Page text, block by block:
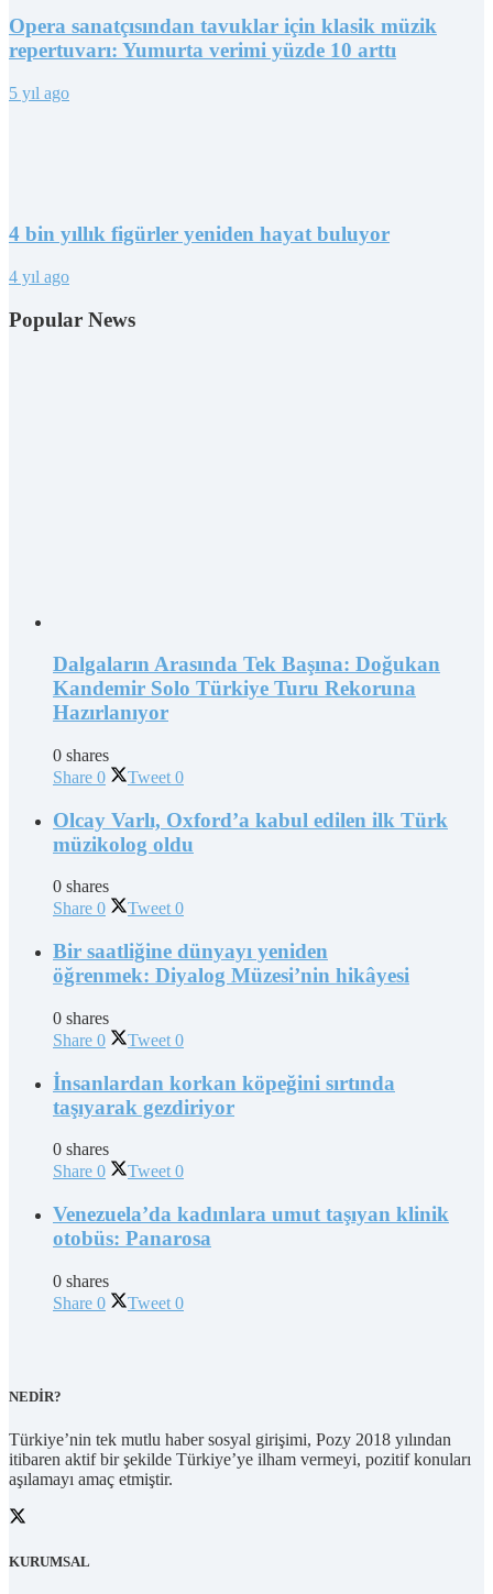
Opera sanatçısından tavuklar için klasik müzik
repertuvarı: Yumurta verimi yüzde 10 arttı
5 yıl ago
4 bin yıllık figürler yeniden hayat buluyor
4 yıl ago
Popular News
Dalgaların Arasında Tek Başına: Doğukan
Kandemir Solo Türkiye Turu Rekoruna
Hazırlanıyor
0 shares
Share 0 Tweet 0
Olcay Varlı, Oxford’a kabul edilen ilk Türk
müzikolog oldu
0 shares
Share 0 Tweet 0
Bir saatliğine dünyayı yeniden
öğrenmek: Diyalog Müzesi’nin hikâyesi
0 shares
Share 0 Tweet 0
İnsanlardan korkan köpeğini sırtında
taşıyarak gezdiriyor
0 shares
Share 0 Tweet 0
Venezuela’da kadınlara umut taşıyan klinik
otobüs: Panarosa
0 shares
Share 0 Tweet 0
NEDİR?
Türkiye’nin tek mutlu haber sosyal girişimi, Pozy 2018 yılından
itibaren aktif bir şekilde Türkiye’ye ilham vermeyi, pozitif konuları
aşılamayı amaç etmiştir.
KURUMSAL